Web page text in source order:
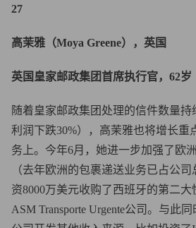
27
高茉雅（Moya Greene），英国
英国皇家邮政集团首席执行官，62岁
随着皇家邮政集团处理的信件数量持
利润下跌30%），高茉雅也将增长重
务上。今年6月，她进一步加强了欧
（去年欧洲的包裹递送业务已占公
资8000万美元收购了西班牙的第二
ASM Transporte Urgente公司。与此